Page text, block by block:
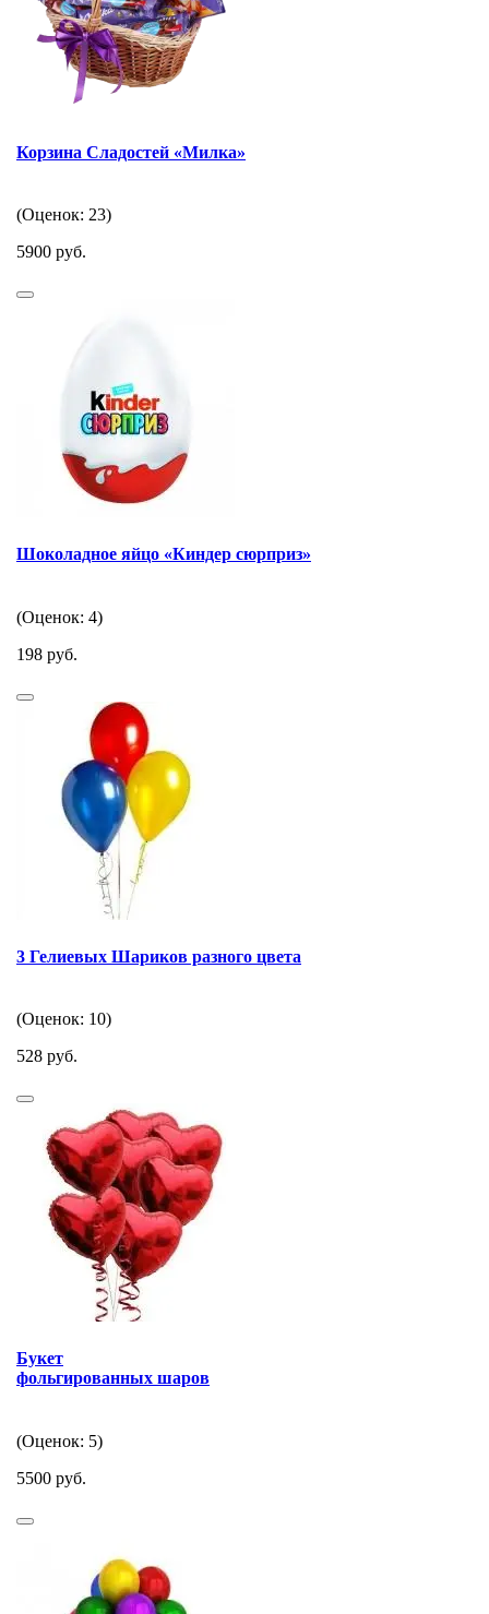
Корзина Сладостей «Милка»
(Оценок: 23)
5900 руб.
Шоколадное яйцо «Киндер сюрприз»
(Оценок: 4)
198 руб.
3 Гелиевых Шариков разного цвета
(Оценок: 10)
528 руб.
Букет
фольгированных шаров
(Оценок: 5)
5500 руб.